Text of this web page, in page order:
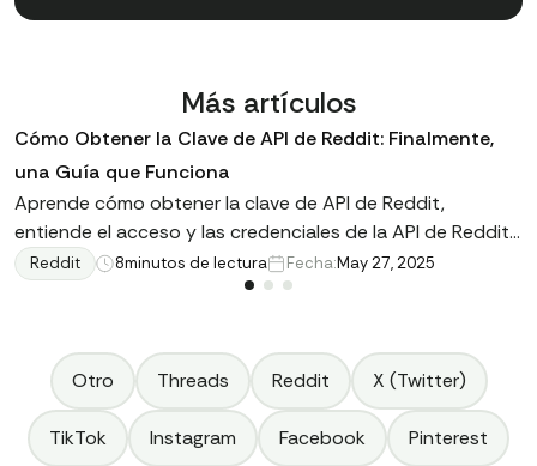
Más artículos
Cómo Obtener la Clave de API de Reddit: Finalmente,
una Guía que Funciona
Aprende cómo obtener la clave de API de Reddit,
entiende el acceso y las credenciales de la API de Reddit,
y explora una alternativa más rápida e inteligente con
Data365.co. Lee el artículo para obtener más información
Reddit 8minutos de lectura Fecha:May 27, 2025
Otro Threads Reddit X (Twitter)
TikTok Instagram Facebook Pinterest